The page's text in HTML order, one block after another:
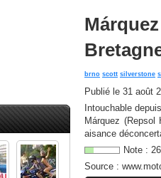
brno scott silverstone
Publié le 31 août
Intouchable
Márquez
aisance
Note : 26
Source :